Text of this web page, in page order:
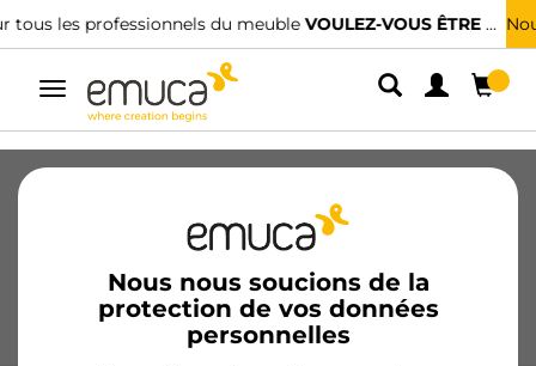
Nous avons des distributeurs spécialisés.TROUVER LE PLUS PROCHE
Alterner
navigation
Nous nous soucions de la
protection de vos données
personnelles
Charnières
Cuisine Montage
Poignées Pieds Présentoirs